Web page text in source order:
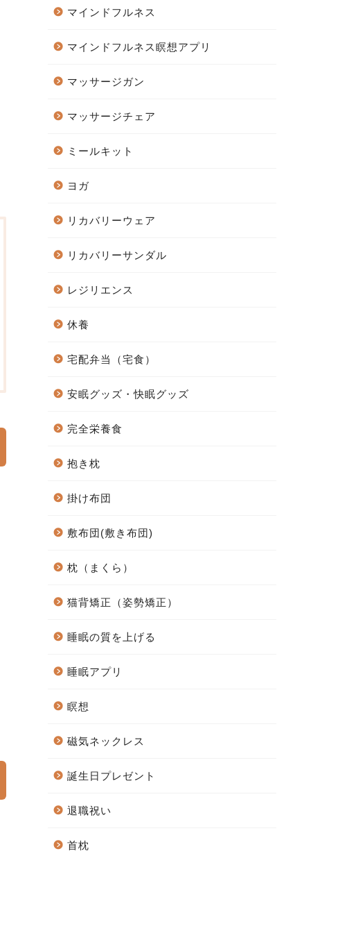
マインドフルネス
マインドフルネス瞑想アプリ
マッサージガン
マッサージチェア
ミールキット
ヨガ
リカバリーウェア
リカバリーサンダル
レジリエンス
休養
宅配弁当（宅食）
安眠グッズ・快眠グッズ
完全栄養食
抱き枕
掛け布団
敷布団(敷き布団)
枕（まくら）
猫背矯正（姿勢矯正）
睡眠の質を上げる
睡眠アプリ
瞑想
磁気ネックレス
誕生日プレゼント
退職祝い
首枕